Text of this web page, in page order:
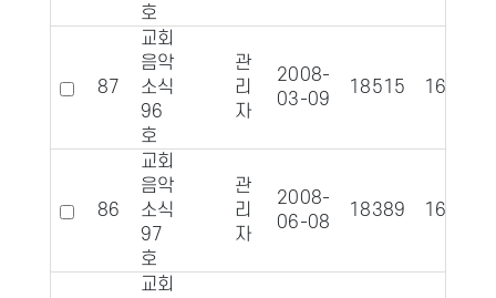
호
87
교회
음악
소식
96
호
관
리
자
2008-
03-09
18515 1601
86
교회
음악
소식
97
호
관
리
자
2008-
06-08
18389 1630
교회